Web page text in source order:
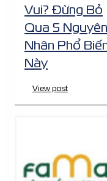
Vui? Đừng Bỏ
Qua 5 Nguyên
Nhân Phổ
Này
View post